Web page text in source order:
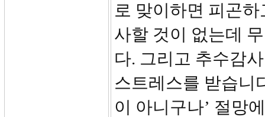
로 맞이하면 피곤
사할 것이 없는데
다. 그리고 추수감
스트레스를 받습니
이 아니구나’ 절망